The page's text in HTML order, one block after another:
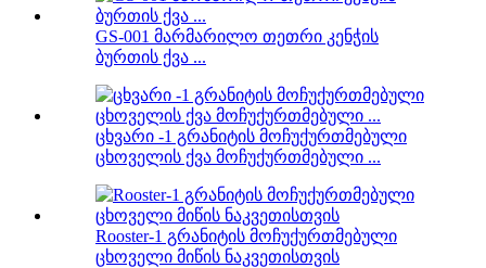
GS-001 მარმარილო თეთრი კენჭის
ბურთის ქვა ...
ცხვარი -1 გრანიტის მოჩუქურთმებული
ცხოველის ქვა მოჩუქურთმებული ...
Rooster-1 გრანიტის მოჩუქურთმებული
ცხოველი მიწის ნაკვეთისთვის